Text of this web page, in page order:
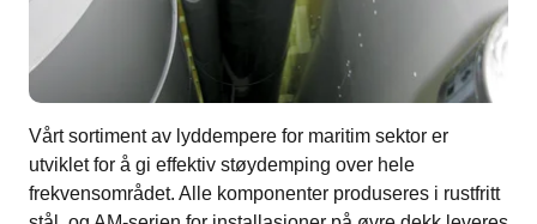
Vårt sortiment av lyddempere for maritim sektor er
utviklet for å gi effektiv støydemping over hele
frekvensområdet. Alle komponenter produseres i rustfritt